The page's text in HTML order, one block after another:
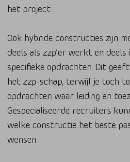
het project.
Ook hybride constructies zijn
deels als zzp’er werkt en
specifieke opdrachten. Dit
het zzp-schap, terwijl je toch
opdrachten waar leiding en
Gespecialiseerde recruiters
welke constructie het beste
wensen.